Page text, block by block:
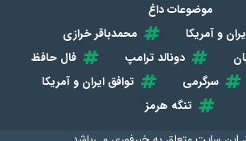
موضوعات داغ
و آمریکا
محمدباقر خرازی
دونالد ترامپ
فال حافظ
سرگرمی
توافق ایران و آمریکا
تنگه هرمز